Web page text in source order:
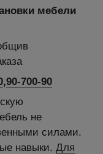
мебели
,90-700-90
не
силами.
навыки. Для